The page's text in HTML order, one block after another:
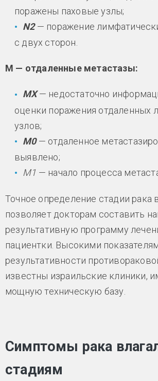
поражены паховые узлы;
N2— поражение
с двух сторон.
М — отдаленные метастазы:
МХ— недостаточно
оценки поражения отдаленных
узлов;
М0— отдаленное
выявлено;
М1 — начало процесса
Точное определение стадии рака
позволяет докторам составить
результативную программу
пациентки. Высокими
результативности
известны израильские клиники,
мощную техническую базу.
Симптомы рака
стадиям